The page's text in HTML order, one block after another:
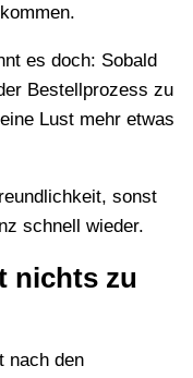
es doch: Sobald
Bestellprozess zu
Lust mehr etwas
sonst
schnell wieder.
nichts zu
nach den